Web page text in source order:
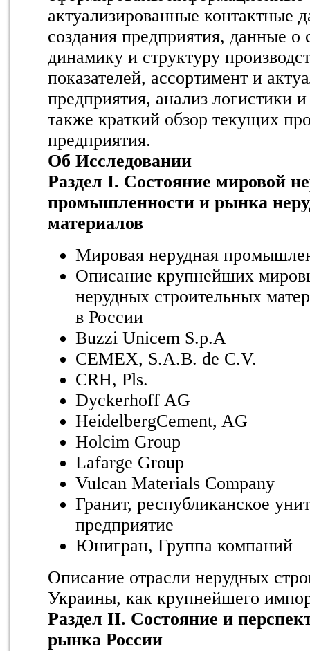
актуализированные контактные
создания предприятия, данные о
динамику и структуру
показателей, ассортимент и
предприятия, анализ логистики
также краткий обзор текущих
предприятия.
Об Исследовании
Раздел I. Состояние мировой
промышленности и рынка
материалов
Мировая нерудная
Описание крупнейших
нерудных строительных
в России
Buzzi Unicem S.p.A
CEMEX, S.A.B. de C.V.
CRH, Pls.
Dyckerhoff AG
HeidelbergCement, AG
Holcim Group
Lafarge Group
Vulcan Materials Company
Гранит, республиканское
предприятие
Юнигран, Группа компаний
Описание отрасли нерудных
Украины, как крупнейшего
Раздел II. Состояние и
рынка России